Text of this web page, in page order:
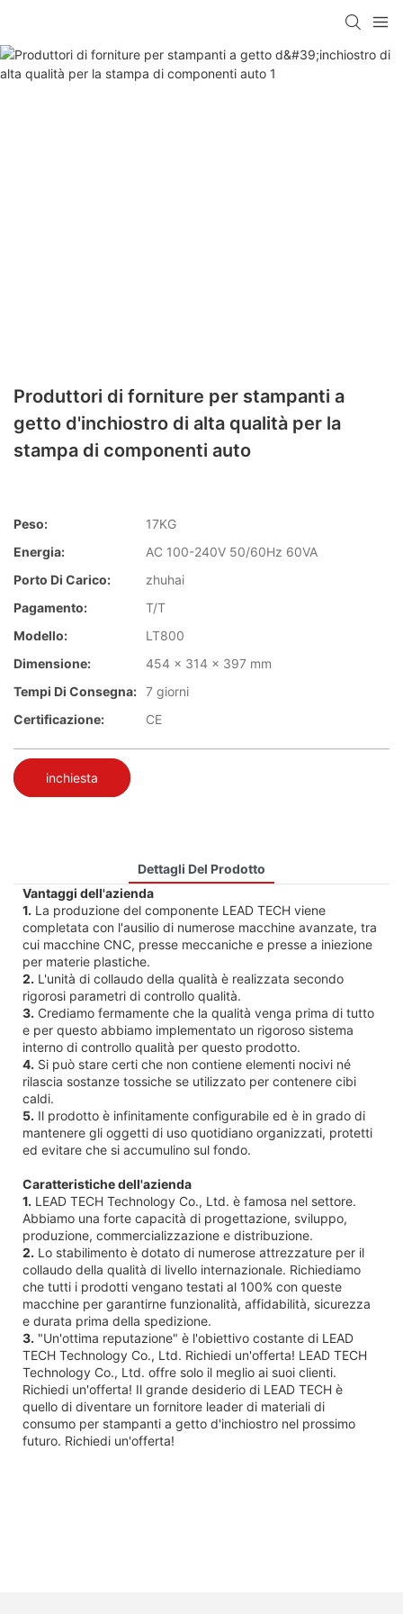
Produttori di forniture per stampanti a
getto d'inchiostro di alta qualità per la
stampa di componenti auto
Peso:
17KG
Energia:
AC 100-240V 50/60Hz 60VA
Porto Di Carico:
zhuhai
Pagamento:
T/T
Modello:
LT800
Dimensione:
454 x 314 x 397 mm
Tempi Di Consegna: 7 giorni
Certificazione:
CE
inchiesta
Dettagli Del Prodotto
Vantaggi dell'azienda
1. La produzione del componente LEAD TECH viene
completata con l'ausilio di numerose macchine avanzate, tra
cui macchine CNC, presse meccaniche e presse a iniezione
per materie plastiche.
2. L'unità di collaudo della qualità è realizzata secondo
rigorosi parametri di controllo qualità.
3. Crediamo fermamente che la qualità venga prima di tutto
e per questo abbiamo implementato un rigoroso sistema
interno di controllo qualità per questo prodotto.
4. Si può stare certi che non contiene elementi nocivi né
rilascia sostanze tossiche se utilizzato per contenere cibi
caldi.
5. Il prodotto è infinitamente configurabile ed è in grado di
mantenere gli oggetti di uso quotidiano organizzati, protetti
ed evitare che si accumulino sul fondo.
Caratteristiche dell'azienda
1. LEAD TECH Technology Co., Ltd. è famosa nel settore.
Abbiamo una forte capacità di progettazione, sviluppo,
produzione, commercializzazione e distribuzione.
2. Lo stabilimento è dotato di numerose attrezzature per il
collaudo della qualità di livello internazionale. Richiediamo
che tutti i prodotti vengano testati al 100% con queste
macchine per garantirne funzionalità, affidabilità, sicurezza
e durata prima della spedizione.
3. "Un'ottima reputazione" è l'obiettivo costante di LEAD
TECH Technology Co., Ltd. Richiedi un'offerta! LEAD TECH
Technology Co., Ltd. offre solo il meglio ai suoi clienti.
Richiedi un'offerta! Il grande desiderio di LEAD TECH è
quello di diventare un fornitore leader di materiali di
consumo per stampanti a getto d'inchiostro nel prossimo
futuro. Richiedi un'offerta!